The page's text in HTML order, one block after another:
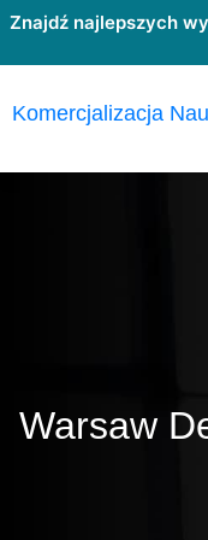
Przejdź
treści
Znajdź najlepszych
Komercjalizacja
Warsaw